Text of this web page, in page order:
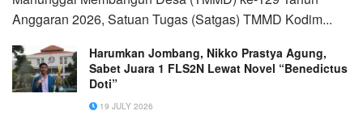
Anggaran 2026, Satuan Tugas (Satgas) TMMD Kodim...
Harumkan Jombang, Nikko Prastya Agung,
Sabet Juara 1 FLS2N Lewat Novel “Benedictus
Doti”
19 JULY 2026